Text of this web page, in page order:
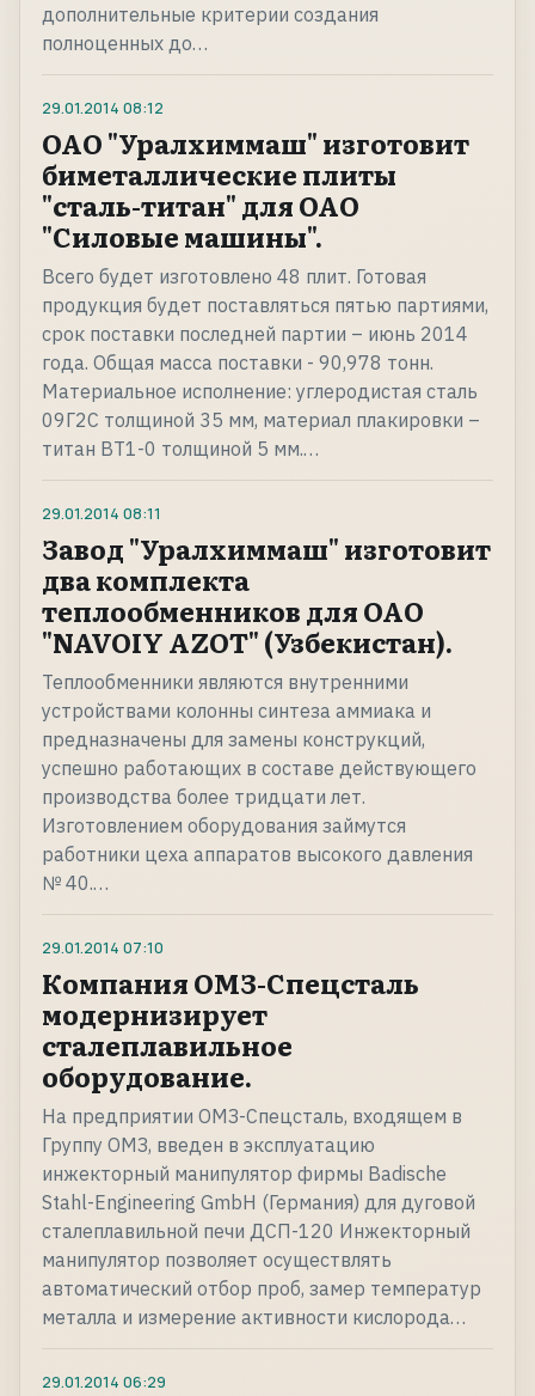
дополнительные критерии создания
полноценных до…
29.01.2014 08:12
ОАО "Уралхиммаш" изготовит
биметаллические плиты
"сталь-титан" для ОАО
"Силовые машины".
Всего будет изготовлено 48 плит. Готовая
продукция будет поставляться пятью партиями,
срок поставки последней партии – июнь 2014
года. Общая масса поставки - 90,978 тонн.
Материальное исполнение: углеродистая сталь
09Г2С толщиной 35 мм, материал плакировки –
титан ВТ1-0 толщиной 5 мм.…
29.01.2014 08:11
Завод "Уралхиммаш" изготовит
два комплекта
теплообменников для ОАО
"NAVOIY AZOT" (Узбекистан).
Теплообменники являются внутренними
устройствами колонны синтеза аммиака и
предназначены для замены конструкций,
успешно работающих в составе действующего
производства более тридцати лет.
Изготовлением оборудования займутся
работники цеха аппаратов высокого давления
№ 40.…
29.01.2014 07:10
Компания ОМЗ-Спецсталь
модернизирует
сталеплавильное
оборудование.
На предприятии ОМЗ-Спецсталь, входящем в
Группу ОМЗ, введен в эксплуатацию
инжекторный манипулятор фирмы Badische
Stahl-Engineering GmbH (Германия) для дуговой
сталеплавильной печи ДСП-120 Инжекторный
манипулятор позволяет осуществлять
автоматический отбор проб, замер температур
металла и измерение активности кислорода…
29.01.2014 06:29